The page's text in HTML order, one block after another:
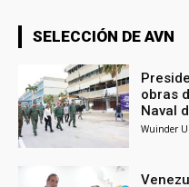
SELECCIÓN DE AVN
obras
Naval
Wuinder